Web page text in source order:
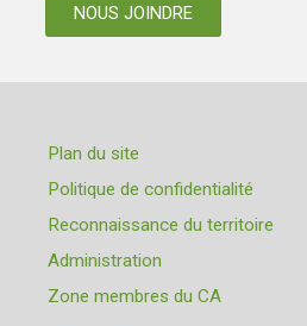
NOUS JOINDRE
Plan du site
Politique de confidentialité
Reconnaissance du territoire
Administration
Zone membres du CA